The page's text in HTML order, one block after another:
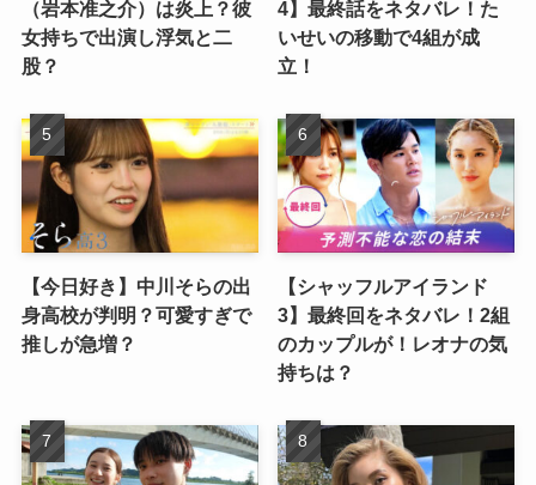
（岩本准之介）は炎上？彼
女持ちで出演し浮気と二
股？
4】最終話をネタバレ！た
いせいの移動で4組が成
立！
【今日好き】中川そらの出
身高校が判明？可愛すぎで
推しが急増？
【シャッフルアイランド
3】最終回をネタバレ！2組
のカップルが！レオナの気
持ちは？